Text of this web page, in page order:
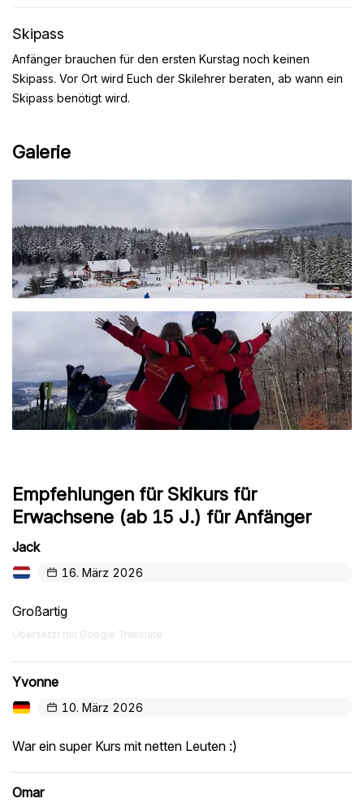
Skipass
Anfänger brauchen für den ersten Kurstag noch keinen
Skipass. Vor Ort wird Euch der Skilehrer beraten, ab wann ein
Skipass benötigt wird.
Galerie
Empfehlungen für Skikurs für
Erwachsene (ab 15 J.) für Anfänger
Jack
16. März 2026
Großartig
Übersetzt mit Google Translate
Yvonne
10. März 2026
War ein super Kurs mit netten Leuten :)
Omar